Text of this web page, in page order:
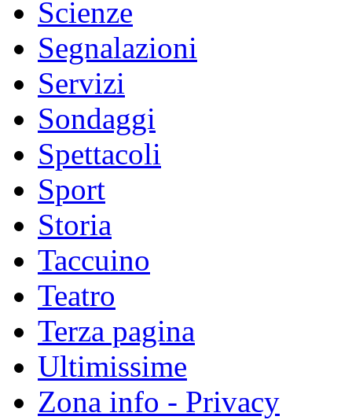
Scienze
Segnalazioni
Servizi
Sondaggi
Spettacoli
Sport
Storia
Taccuino
Teatro
Terza pagina
Ultimissime
Zona info - Privacy